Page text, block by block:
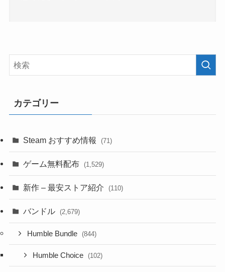
カテゴリー
Steam おすすめ情報 (71)
ゲーム無料配布 (1,529)
新作 – 最安ストア紹介 (110)
バンドル (2,679)
Humble Bundle (844)
Humble Choice (102)